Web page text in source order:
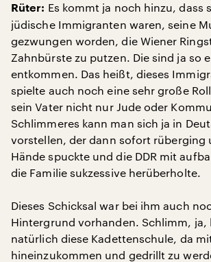
Rüter: Es kommt ja noch hinzu, dass
jüdische Immigranten waren, seine
gezwungen worden, die Wiener
Zahnbürste zu putzen. Die sind ja so
entkommen. Das heißt, dieses
spielte auch noch eine sehr große
sein Vater nicht nur Jude oder
Schlimmeres kann man sich ja in
vorstellen, der dann sofort rüberging
Hände spuckte und die DDR mit
die Familie sukzessive herüberholte.
Dieses Schicksal war bei ihm auch
Hintergrund vorhanden. Schlimm, ja,
natürlich diese Kadettenschule, da
hineinzukommen und gedrillt zu